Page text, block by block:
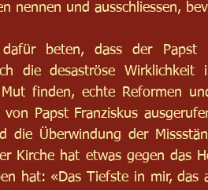
nennen und ausschliessen,
beten, dass der Papst
die desaströse
finden, echte Reformen
Papst Franziskus
die Überwindung der
Kirche hat etwas gegen das
hat: «Das Tiefste in mir,